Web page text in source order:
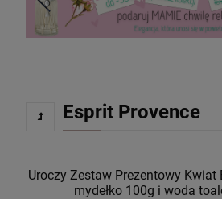
Esprit Provence
Uroczy Zestaw Prezentowy Kwiat
mydełko 100g i woda